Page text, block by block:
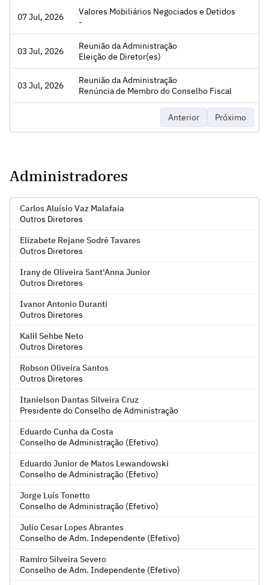
07 Jul, 2026
Valores Mobiliários Negociados e Detidos
-
Acessar
03 Jul, 2026
Reunião da Administração
Eleição de Diretor(es)
Acessar
03 Jul, 2026
Reunião da Administração
Renúncia de Membro do Conselho Fiscal
Acessar
Anterior Próximo
Administradores
Carlos Aluísio Vaz Malafaia
Outros Diretores
Elizabete Rejane Sodré Tavares
Outros Diretores
Irany de Oliveira Sant'Anna Junior
Outros Diretores
Ivanor Antonio Duranti
Outros Diretores
Kalil Sehbe Neto
Outros Diretores
Robson Oliveira Santos
Outros Diretores
Itanielson Dantas Silveira Cruz
Presidente do Conselho de Administração
Eduardo Cunha da Costa
Conselho de Administração (Efetivo)
Eduardo Junior de Matos Lewandowski
Conselho de Administração (Efetivo)
Jorge Luís Tonetto
Conselho de Administração (Efetivo)
Julio Cesar Lopes Abrantes
Conselho de Adm. Independente (Efetivo)
Ramiro Silveira Severo
Conselho de Adm. Independente (Efetivo)